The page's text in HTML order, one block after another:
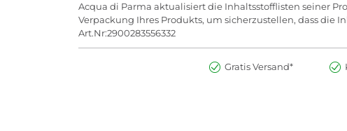
Acqua di Parma aktualisiert die Inhaltsstofflisten seiner
Verpackung Ihres Produkts, um sicherzustellen, dass die
Art.Nr:2900283556332
Gratis Versand*